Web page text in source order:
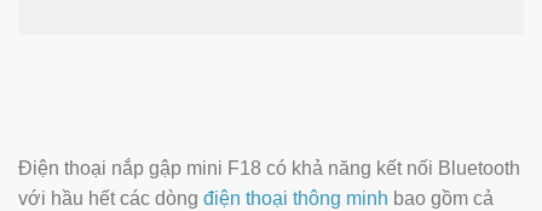
Điện thoại nắp gập mini F18 có khả năng kết nối Bluetooth
với hầu hết các dòng điện thoại thông minh bao gồm cả